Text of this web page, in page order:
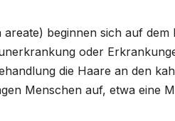
beginnen sich auf
oder
die Haare an den
Menschen auf, etwa eine